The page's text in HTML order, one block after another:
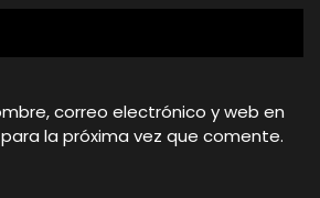
correo electrónico y web en
la próxima vez que comente.